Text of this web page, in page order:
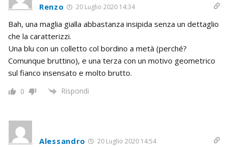
Renzo 20 Luglio 2020 14:34
Bah, una maglia gialla abbastanza insipida senza un dettaglio
che la caratterizzi.
Una blu con un colletto col bordino a metà (perché?
Comunque bruttino), e una terza con un motivo geometrico
sul fianco insensato e molto brutto.
0 Rispondi
Alessandro 20 Luglio 2020 14:54